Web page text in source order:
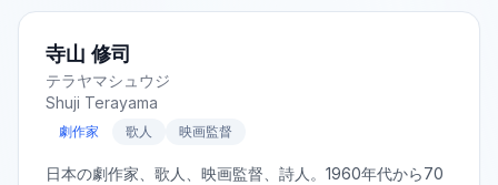
寺山 修司
テラヤマシュウジ
Shuji Terayama
劇作家 歌人 映画監督
日本の劇作家、歌人、映画監督、詩人。1960年代から70